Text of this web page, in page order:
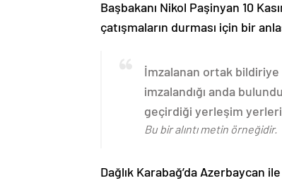
Başbakanı Nikol Paşinyan 10
çatışmaların durması için bir
İmzalanan ortak
imzalandığı anda
geçirdiği yerleşim yerleri
Bu bir alıntı metin örneğidir.
Dağlık Karabağ’da Azerbaycan